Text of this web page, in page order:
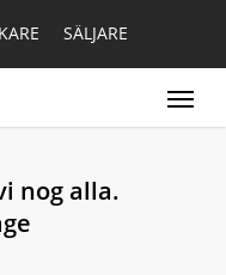
SÄLJARE
Menu
nog alla.